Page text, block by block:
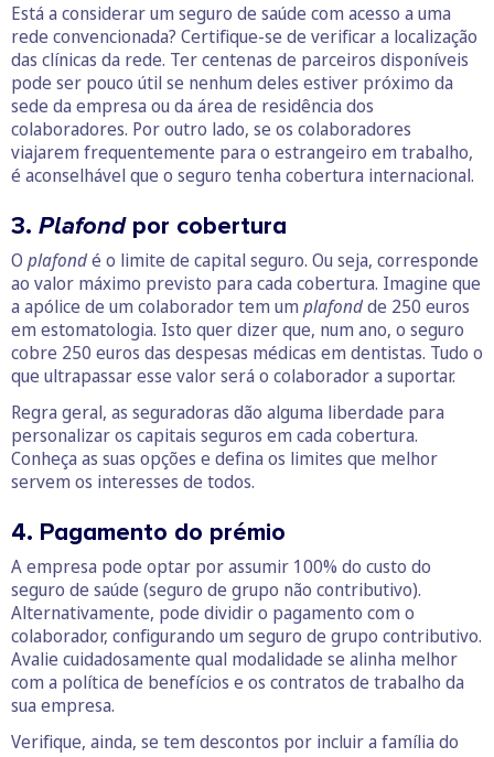
Está a considerar um seguro de saúde com acesso a uma
rede convencionada? Certifique-se de verificar a localização
das clínicas da rede. Ter centenas de parceiros disponíveis
pode ser pouco útil se nenhum deles estiver próximo da
sede da empresa ou da área de residência dos
colaboradores. Por outro lado, se os colaboradores
viajarem frequentemente para o estrangeiro em trabalho,
é aconselhável que o seguro tenha cobertura internacional.
3. Plafondpor cobertura
O plafondé o limite de capital seguro. Ou seja, corresponde
ao valor máximo previsto para cada cobertura. Imagine que
a apólice de um colaborador tem um plafondde 250 euros
em estomatologia. Isto quer dizer que, num ano, o seguro
cobre 250 euros das despesas médicas em dentistas. Tudo o
que ultrapassar esse valor será o colaborador a suportar.
Regra geral, as seguradoras dão alguma liberdade para
personalizar os capitais seguros em cada cobertura.
Conheça as suas opções e defina os limites que melhor
servem os interesses de todos.
4. Pagamento do prémio
A empresa pode optar por assumir 100% do custo do
seguro de saúde (seguro de grupo não contributivo).
Alternativamente, pode dividir o pagamento com o
colaborador, configurando um seguro de grupo contributivo.
Avalie cuidadosamente qual modalidade se alinha melhor
com a política de benefícios e os contratos de trabalho da
sua empresa.
Verifique, ainda, se tem descontos por incluir a família do